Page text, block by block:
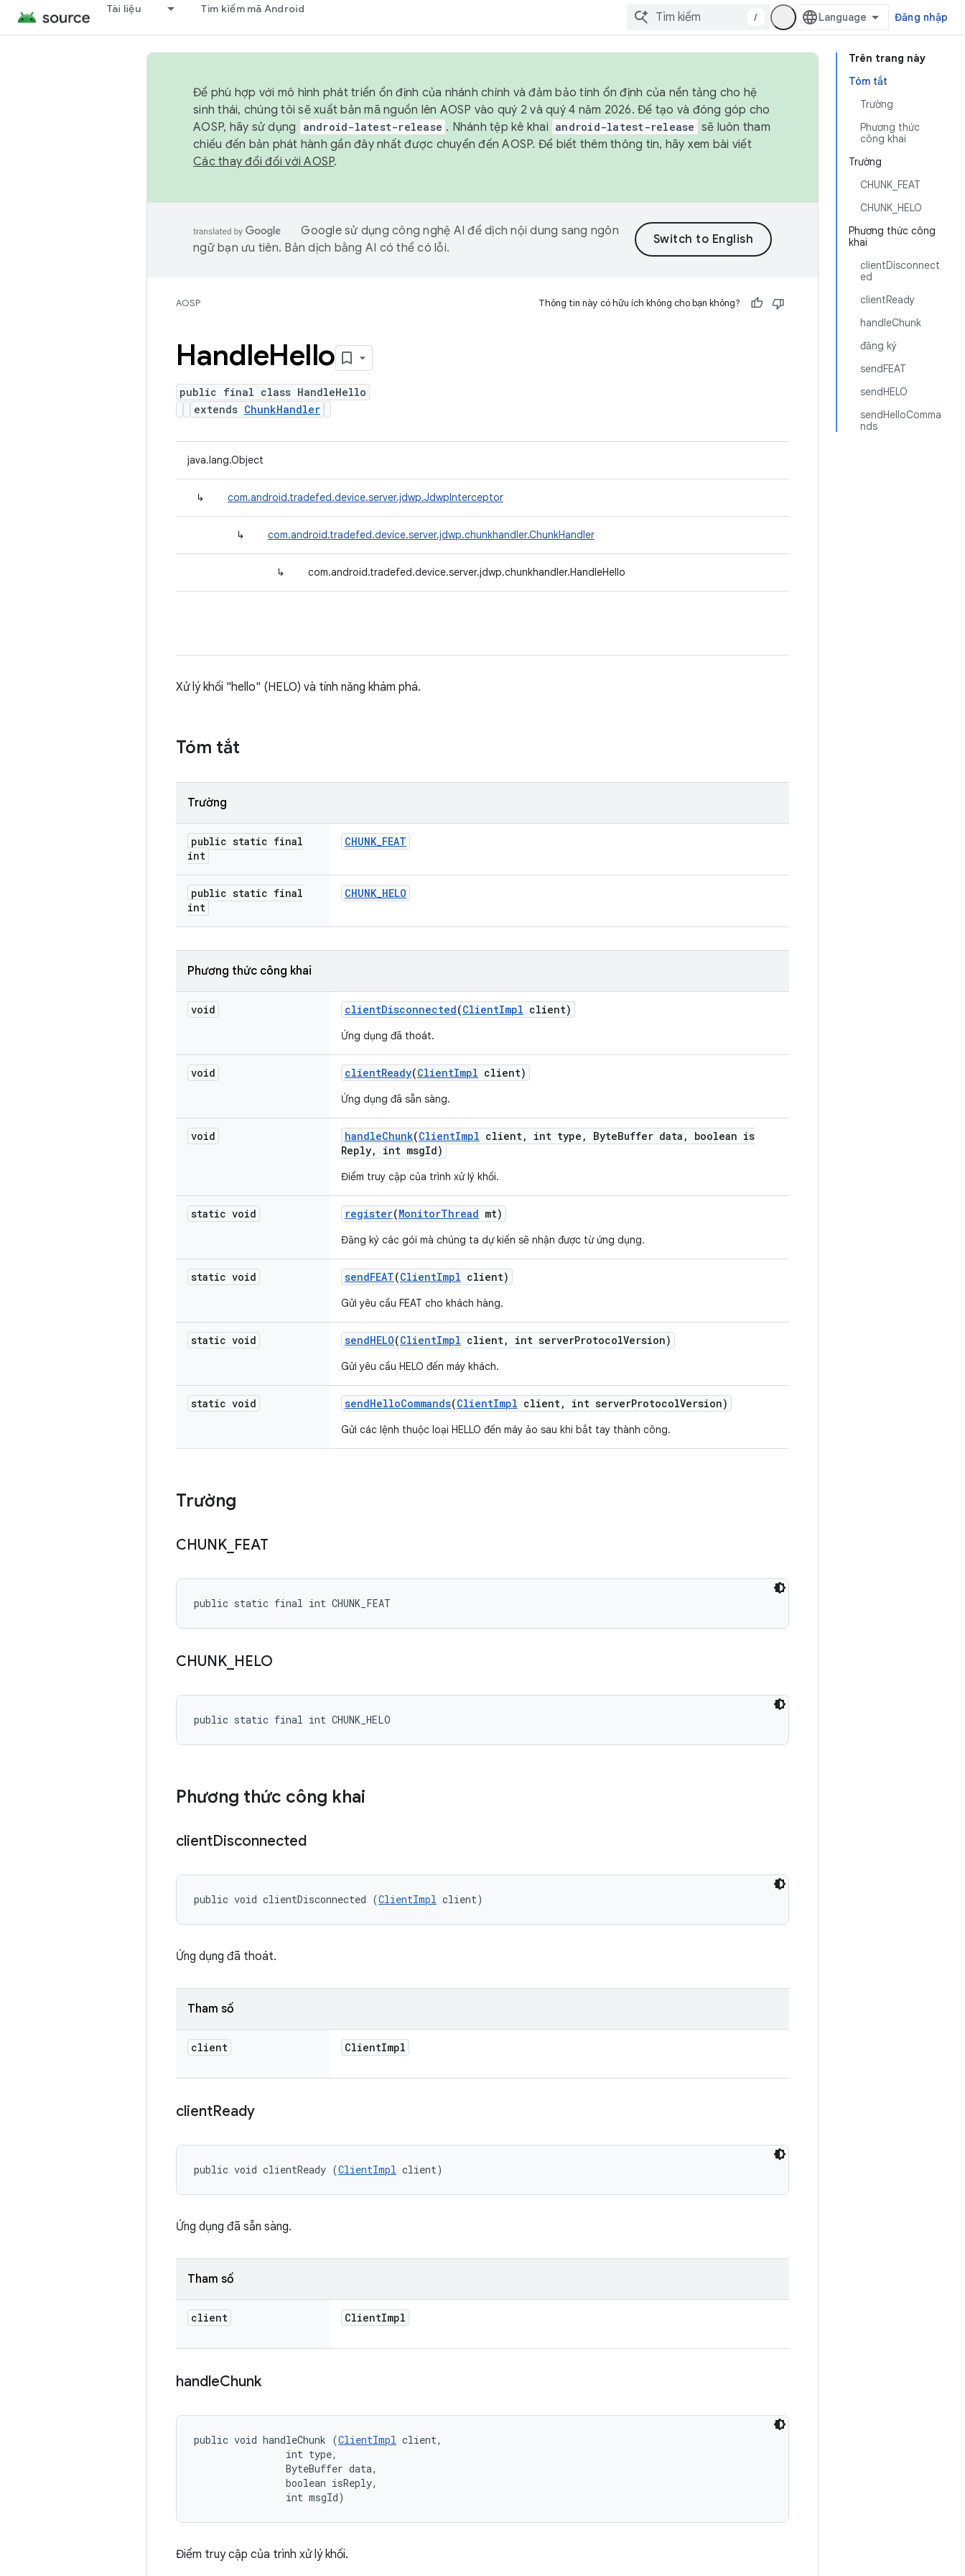
Tài liệu Tìm kiếm mã Android
/ Đăng nhập
Trên trang này
Tóm tắt
Trường
Phương thức
công khai
Trường
CHUNK_FEAT
CHUNK_HELO
Phương thức công
khai
clientDisconnect
ed
clientReady
handleChunk
đăng ký
sendFEAT
sendHELO
sendHelloComma
nds
Để phù hợp với mô hình phát triển ổn định của nhánh chính và đảm bảo tính ổn định của nền tảng cho hệ
sinh thái, chúng tôi sẽ xuất bản mã nguồn lên AOSP vào quý 2 và quý 4 năm 2026. Để tạo và đóng góp cho
AOSP, hãy sử dụng
android-latest-release . Nhánh tệp kê khai android-latest-release sẽ luôn tham
chiếu đến bản phát hành gần đây nhất được chuyển đến AOSP. Để biết thêm thông tin, hãy xem bài viết
Các thay đổi đối với AOSP.
Google sử dụng công nghệ AI để dịch nội dung sang ngôn
ngữ bạn ưu tiên. Bản dịch bằng AI có thể có lỗi.
AOSP Thông tin này có hữu ích không cho bạn không?
HandleHello
public final class HandleHello
extends ChunkHandler
java.lang.Object
↳ com.android.tradefed.device.server.jdwp.JdwpInterceptor
↳ com.android.tradefed.device.server.jdwp.chunkhandler.ChunkHandler
↳ com.android.tradefed.device.server.jdwp.chunkhandler.HandleHello
Xử lý khối "hello" (HELO) và tính năng khám phá.
Tóm tắt
Trường
public static final
int
CHUNK_FEAT
public static final
int
CHUNK_HELO
Phương thức công khai
void clientDisconnected(ClientImpl client)
Ứng dụng đã thoát.
void clientReady(ClientImpl client)
Ứng dụng đã sẵn sàng.
void handleChunk(ClientImpl client, int type , ByteBuffer data ,
boolean is
Reply, int msgId)
Điểm truy cập của trình xử lý khối.
static void register(MonitorThread mt)
Đăng ký các gói mà chúng ta dự kiến sẽ nhận được từ ứng dụng.
static void sendFEAT(ClientImpl client)
Gửi yêu cầu FEAT cho khách hàng.
static void sendHELO(ClientImpl client, int serverProtocolVersion)
Gửi yêu cầu HELO đến máy khách.
static void sendHelloCommands(ClientImpl client, int serverProtocolVersion)
Gửi các lệnh thuộc loại HELLO đến máy ảo sau khi bắt tay thành công.
Trường
CHUNK FEAT
public static final int CHUNK_FEAT
CHUNK HELO
public static final int CHUNK_HELO
Phương thức công khai
clientDisconnected
public void clientDisconnected (ClientImpl client)
Ứng dụng đã thoát.
Tham số
client ClientImpl
clientReady
public void clientReady (ClientImpl client)
Ứng dụng đã sẵn sàng.
Tham số
client ClientImpl
handleChunk
public void handleChunk (ClientImpl client,
                int type,
                ByteBuffer data,
                boolean isReply,
                int msgId)
Điểm truy cập của trình xử lý khối.